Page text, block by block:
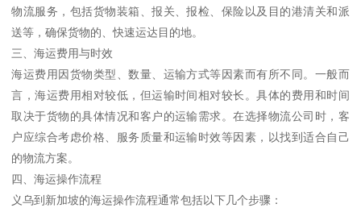
物流服务，包括货物装箱、报关、报检、保险以及目的港清关和派
送等，确保货物的、快速运达目的地。
三、海运费用与时效
海运费用因货物类型、数量、运输方式等因素而有所不同。一般而
言，海运费用相对较低，但运输时间相对较长。具体的费用和时间
取决于货物的具体情况和客户的运输需求。在选择物流公司时，客
户应综合考虑价格、服务质量和运输时效等因素，以找到适合自己
的物流方案。
四、海运操作流程
义乌到新加坡的海运操作流程通常包括以下几个步骤：